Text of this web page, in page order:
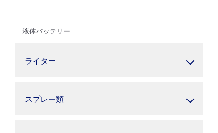
液体バッテリー
ライター
スプレー類